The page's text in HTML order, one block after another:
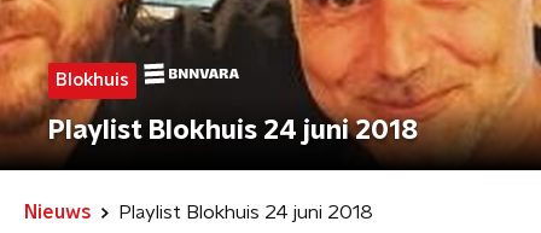
Blokhuis
Playlist Blokhuis 24 juni 2018
Nieuws Playlist Blokhuis 24 juni 2018